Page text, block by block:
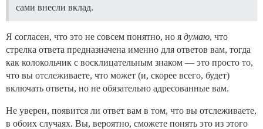
сами внесли вклад.
Я согласен, что это не совсем понятно, но я думаю, что
стрелка ответа предназначена именно для ответов вам, тогда
как колокольчик с восклицательным знаком — это просто то,
что вы отслеживаете, что может (и, скорее всего, будет)
включать ответы, но не обязательно адресованные вам.
Не уверен, появится ли ответ вам в том, что вы отслеживаете,
в обоих случаях. Вы, вероятно, сможете понять это из этого